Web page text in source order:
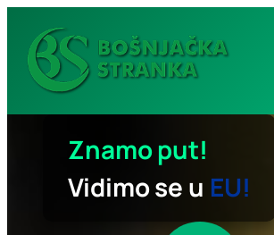
sadržaj
Znamo put!
Vidimo se u EU!